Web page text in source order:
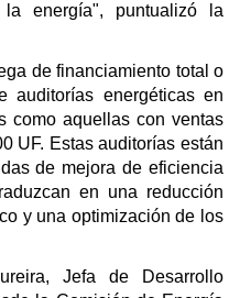
energía", puntualizó la
de financiamiento total o
auditorías energéticas en
como aquellas con ventas
UF. Estas auditorías están
de mejora de eficiencia
en una reducción
y una optimización de los
Jefa de Desarrollo